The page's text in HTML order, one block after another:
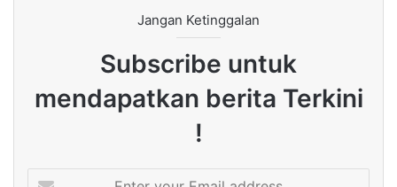
Jangan Ketinggalan
Subscribe untuk
mendapatkan berita Terkini
!